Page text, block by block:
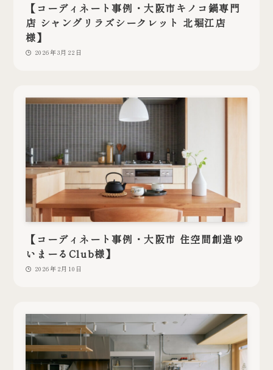
【コーディネート事例・大阪市キノコ鍋専門
店 シャングリラズシークレット 北堀江店
様】
2026年3月22日
【コーディネート事例・大阪市 住空間創造ゆ
いまーるClub様】
2026年2月10日